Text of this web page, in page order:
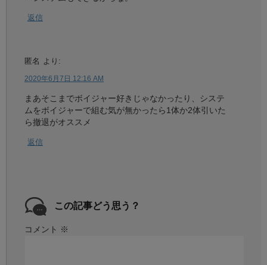
返信
匿名 より:
2020年6月7日 12:16 AM
まあそこまでボイジャー好きじゃなかったり、システ
ムをボイジャーで組む気が無かったら1体か2体引いた
ら撤退がオススメ
返信
この記事どう思う？
コメント ※